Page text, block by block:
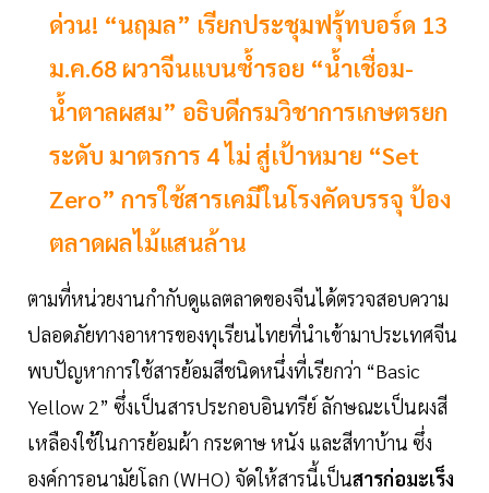
ด่วน! “นฤมล” เรียกประชุมฟรุ้ทบอร์ด 13
ม.ค.68 ผวาจีนแบนซ้ำรอย “น้ำเชื่อม-
น้ำตาลผสม” อธิบดีกรมวิชาการเกษตรยก
ระดับ มาตรการ 4 ไม่ สู่เป้าหมาย “Set
Zero” การใช้สารเคมีในโรงคัดบรรจุ ป้อง
ตลาดผลไม้แสนล้าน
ตามที่หน่วยงานกำกับดูแลตลาดของจีนได้ตรวจสอบความ
ปลอดภัยทางอาหารของทุเรียนไทยที่นำเข้ามาประเทศจีน
พบปัญหาการใช้สารย้อมสีชนิดหนึ่งที่เรียกว่า “Basic
Yellow 2” ซึ่งเป็นสารประกอบอินทรีย์ ลักษณะเป็นผงสี
เหลืองใช้ในการย้อมผ้า กระดาษ หนัง และสีทาบ้าน ซึ่ง
องค์การอนามัยโลก (WHO) จัดให้สารนี้เป็นสารก่อมะเร็ง